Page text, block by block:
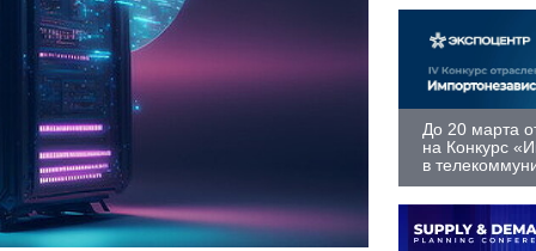
До 20 марта
на Конкурс
в